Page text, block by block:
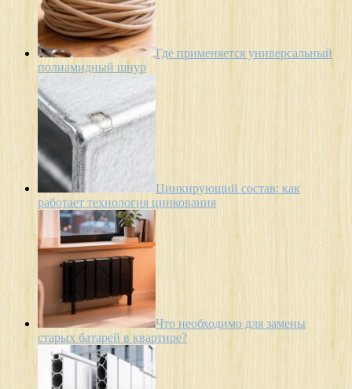
Где применяется универсальный
полиамидный шнур
Цинкирующий состав: как
работает технология цинкования
Что необходимо для замены
старых батарей в квартире?